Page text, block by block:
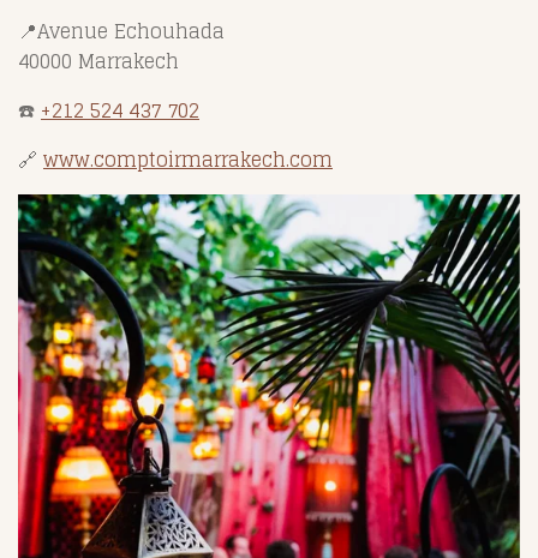
📍Avenue Echouhada
40000 Marrakech
☎️+212 524 437 702
🔗 www.comptoirmarrakech.com